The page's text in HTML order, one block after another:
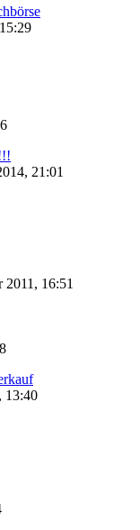
21:01
2011, 16:51
13:40